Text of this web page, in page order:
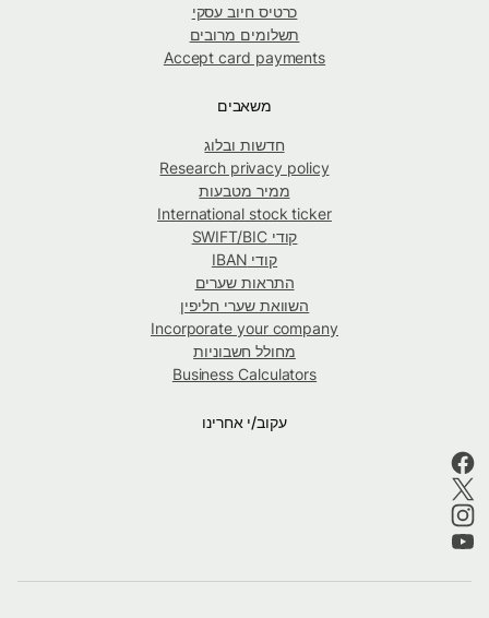
כרטיס חיוב עסקי
תשלומים מרובים
Accept card payments
משאבים
חדשות ובלוג
Research privacy policy
ממיר מטבעות
International stock ticker
קודי SWIFT/BIC
קודי IBAN
התראות שערים
השוואת שערי חליפין
Incorporate your company
מחולל חשבוניות
Business Calculators
עקוב/י אחרינו